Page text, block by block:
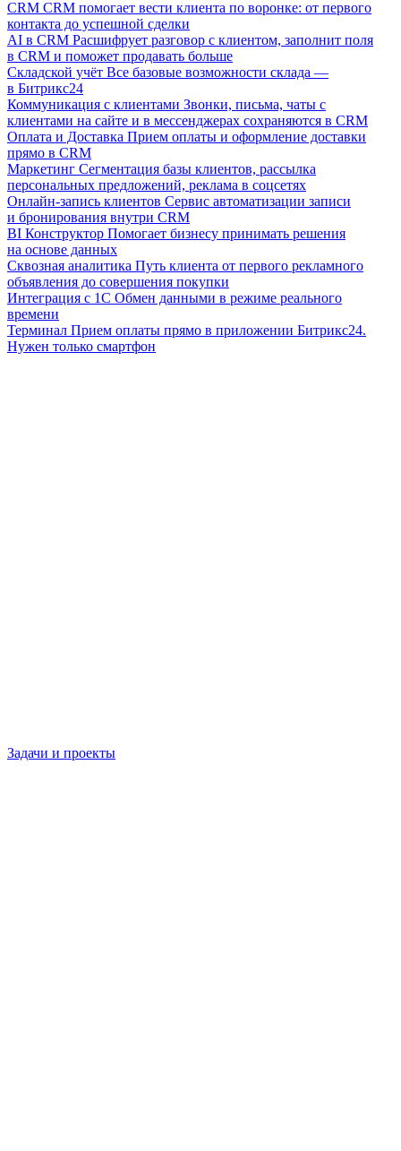
CRM CRM помогает вести клиента по воронке: от первого
контакта до успешной сделки
AI в CRM Расшифрует разговор с клиентом, заполнит поля
в CRM и поможет продавать больше
Складской учёт Все базовые возможности склада —
в Битрикс24
Коммуникация с клиентами Звонки, письма, чаты с
клиентами на сайте и в мессенджерах сохраняются в CRM
Оплата и Доставка Прием оплаты и оформление доставки
прямо в CRM
Маркетинг Сегментация базы клиентов, рассылка
персональных предложений, реклама в соцсетях
Онлайн-запись клиентов Сервис автоматизации записи
и бронирования внутри CRM
BI Конструктор Помогает бизнесу принимать решения
на основе данных
Сквозная аналитика Путь клиента от первого рекламного
объявления до совершения покупки
Интеграция с 1С Обмен данными в режиме реального
времени
Терминал Прием оплаты прямо в приложении Битрикс24.
Нужен только смартфон
Задачи и проекты